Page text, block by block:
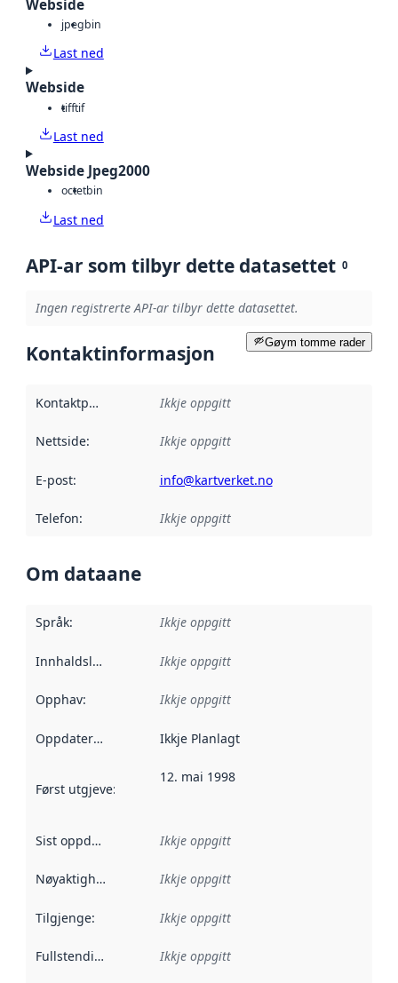
Webside
jpegbin
Last ned
Webside
tifftif
Last ned
Webside Jpeg2000
octetbin
Last ned
API-ar som tilbyr dette datasettet 0
Ingen registrerte API-ar tilbyr dette datasettet.
Gøym tomme rader
Kontaktinformasjon
Kontaktpunkt Ikkje oppgitt
Nettside: Ikkje oppgitt
E-post: info@kartverket.no
Telefon: Ikkje oppgitt
Om dataane
Språk: Ikkje oppgitt
Innhaldsleverandørar :
Ikkje oppgitt
Opphav: Ikkje oppgitt
Oppdateringsfrekvens :
Ikkje Planlagt
Først utgjeve:
12. mai 1998
Sist oppdatert Ikkje oppgitt
Nøyaktigheit Ikkje oppgitt
Tilgjenge: Ikkje oppgitt
Fullstendigheit Ikkje oppgitt